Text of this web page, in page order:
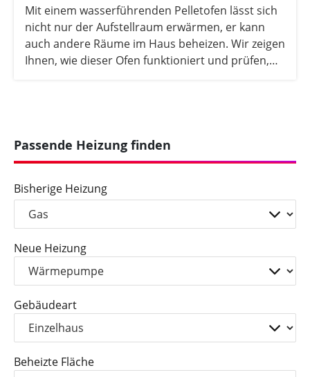
Mit einem wasserführenden Pelletofen lässt sich
nicht nur der Aufstellraum erwärmen, er kann
auch andere Räume im Haus beheizen. Wir zeigen
Ihnen, wie dieser Ofen funktioniert und prüfen,
Passende Heizung finden
Bisherige Heizung
Neue Heizung
Gebäudeart
Beheizte Fläche